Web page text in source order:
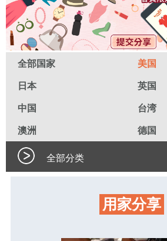
全部国家 美国
日本 英国
中国 台湾
澳洲 德国
全部分类
用家分享